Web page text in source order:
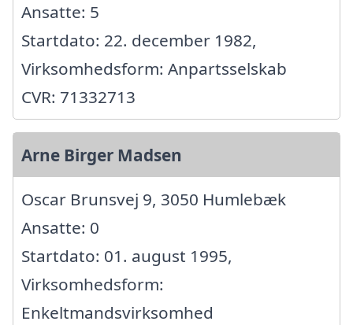
Ansatte: 5
Startdato: 22. december 1982,
Virksomhedsform: Anpartsselskab
CVR: 71332713
Arne Birger Madsen
Oscar Brunsvej 9, 3050 Humlebæk
Ansatte: 0
Startdato: 01. august 1995,
Virksomhedsform:
Enkeltmandsvirksomhed